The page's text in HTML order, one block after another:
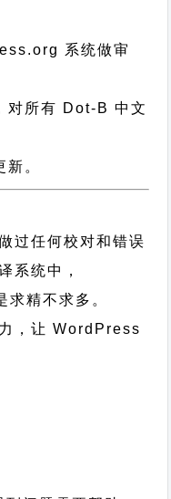
系统做审
对所有 Dot-B 中文
。
过任何校对和错误
系统中，
求精不求多。
，让 WordPress